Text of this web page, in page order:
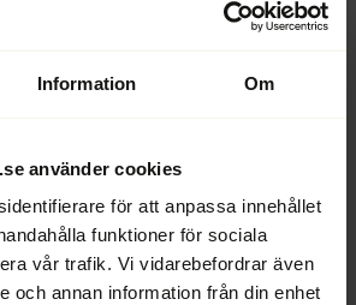
Information Om
använder cookies
för att anpassa innehållet
funktioner för sociala
vår trafik. Vi vidarebefordrar även
och annan information från din enhet
rekonstruktör, likvidator
28 58